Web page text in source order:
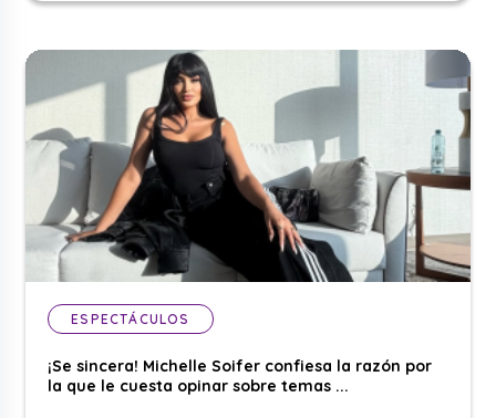
ESPECTÁCULOS
¡Se sincera! Michelle Soifer confiesa la razón por
la que le cuesta opinar sobre temas ...